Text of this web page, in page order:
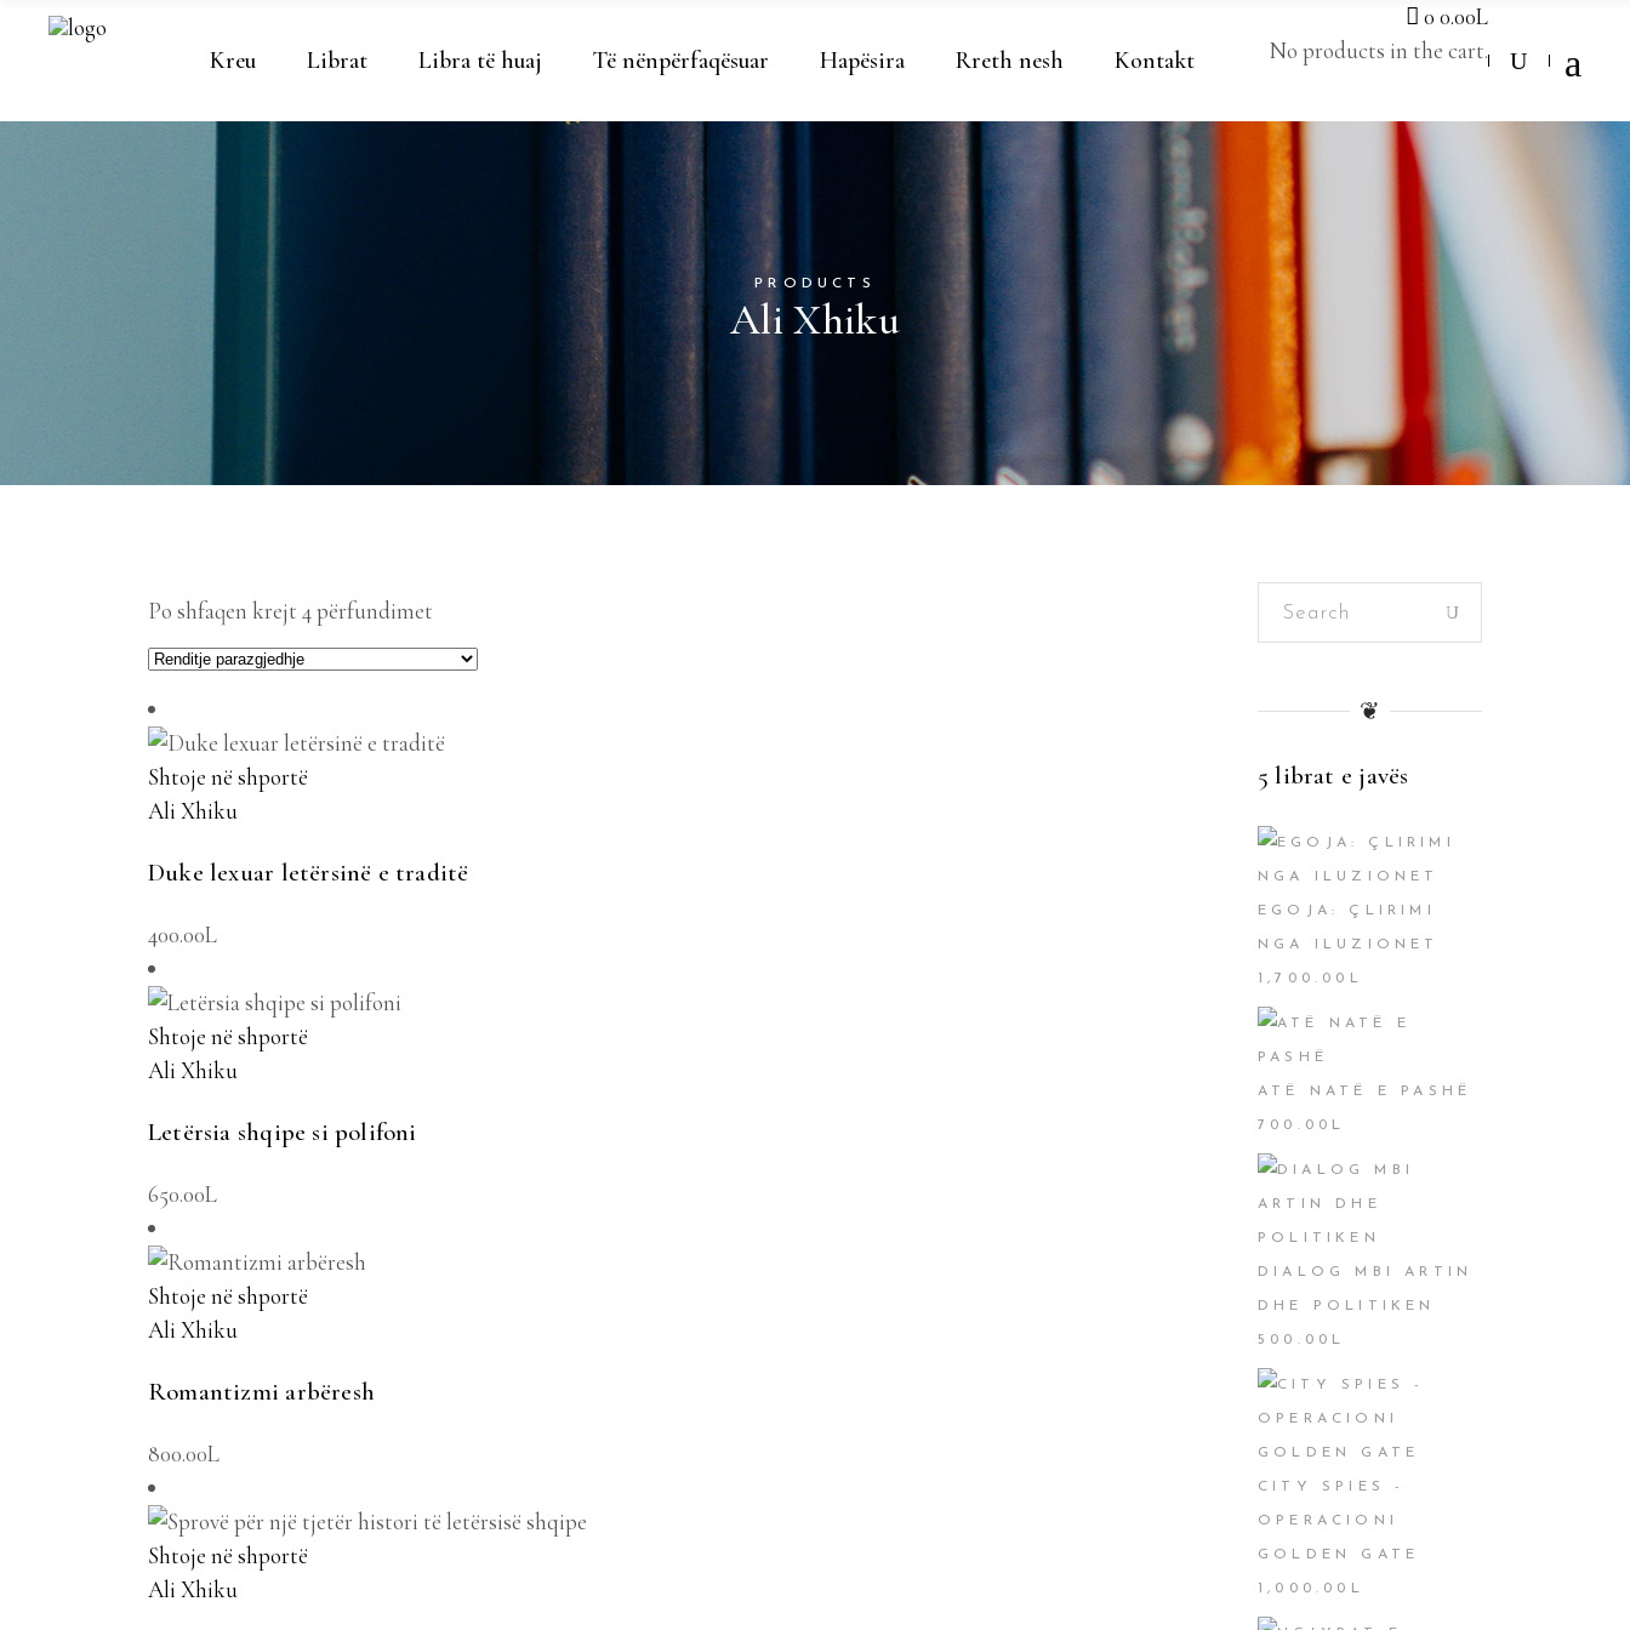
Kreu Librat Libra të huaj Të nënpërfaqësuar Hapësira Rreth nesh Kontakt
0 0.00L
No products in the cart.
PRODUCTS
Ali Xhiku
Po shfaqen krejt 4 përfundimet
Shtoje në shportë
Ali Xhiku
Duke lexuar letërsinë e traditë
400.00L
Shtoje në shportë
Ali Xhiku
Letërsia shqipe si polifoni
650.00L
Shtoje në shportë
Ali Xhiku
Romantizmi arbëresh
800.00L
Shtoje në shportë
Ali Xhiku
Search
❦
5 librat e javës
EGOJA: ÇLIRIMI
NGA ILUZIONET
1,700.00 L
ATË NATË E PASHË
700.00 L
DIALOG MBI ARTIN
DHE POLITIKEN
500.00 L
CITY SPIES -
OPERACIONI
GOLDEN GATE
1,000.00 L